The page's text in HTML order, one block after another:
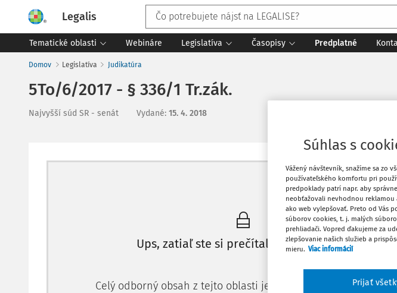
Legalis
Tematické oblasti Webináre Legislatíva Časopisy Predplatné
Domov Legislatíva Judikatúra
5To/6/2017 - § 336/1 Tr.zák.
Najvyšší súd SR - senát Vydané: 15. 4. 2018
Máte predplatné?
Ups, zatiaľ ste si prečítali len začiatok...
Celý odborný obsah z tejto oblasti je dostupný predplatiteľom
Súhlas s
Vážený návštevník, snažíme sa zo
používateľského komfortu pri
predpoklady patrí napr. aby
neobťažovali nevhodnou
ako web vylepšovať. Preto od Vás
súborov cookies, t. j. malých
prehliadači. Vopred ďakujeme za
zlepšovanie našich služieb a
mieru. Viac informácií
Prijať